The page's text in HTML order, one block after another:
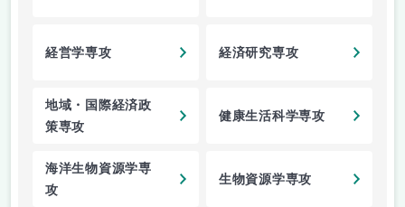
経営学専攻 経済研究専攻
地域・国際経済政
策専攻
健康生活科学専攻
海洋生物資源学専
攻
生物資源学専攻